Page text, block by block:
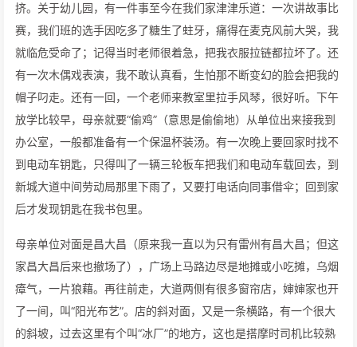
挤。关于幼儿园，有一件事至今在我们家津津乐道：一次讲故事比
赛，我们班的选手因吃多了糖生了蛀牙，痛得在麦克风前大哭，我
就临危受命了；记得当时老师很着急，把我衣服拉链都拉坏了。还
有一次木偶戏表演，我不敢认真看，生怕那不断变幻的脸会把我的
帽子叼走。还有一回，一个老师来教室里拉手风琴，很好听。下午
放学比较早，母亲就要“偷鸡”（意思是偷偷地）从单位出来接我到
办公室，一般都准备有一个保温杯装汤。有一次晚上要回家时找不
到电动车钥匙，只得叫了一辆三轮板车把我们和电动车载回去，到
新城大道中间劳动局那里下雨了，又要打电话向同事借伞；回到家
后才发现钥匙在我书包里。
母亲单位对面是昌大昌（原来我一直以为只有雷州有昌大昌；但这
家昌大昌后来也撤场了），广场上马路边尽是地摊或小吃摊，乌烟
瘴气，一片狼藉。再往前走，大道两侧有很多窗帘店，婶婶家也开
了一间，叫“阳光布艺”。店的斜对面，又是一条横路，有一个很大
的斜坡，过去这里有个叫“冰厂”的地方，这也是搭摩时司机比较熟